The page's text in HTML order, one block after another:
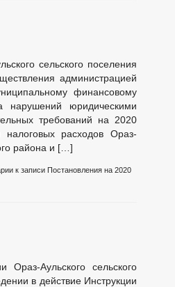
сельского поселения
администрацией
финансовому
нарушений юридическими
требований на 2020
расходов Ораз-
района и […]
к записи Постановления на 2020
Аульского сельского
в действие Инструкции